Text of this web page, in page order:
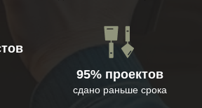
95% проектов
сдано раньше срока